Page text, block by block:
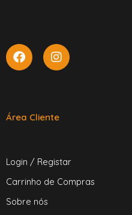
Área Cliente
Login / Registar
Carrinho de Compras
Sobre nós